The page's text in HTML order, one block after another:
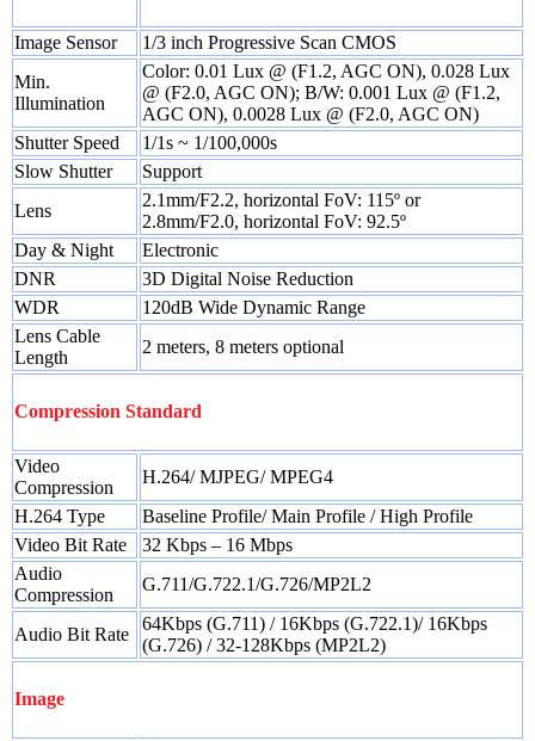
Image Sensor
1/3 inch Progressive Scan CMOS
Min.
Illumination
Color: 0.01 Lux @ (F1.2, AGC ON), 0.028 Lux
@ (F2.0, AGC ON); B/W: 0.001 Lux @ (F1.2,
AGC ON), 0.0028 Lux @ (F2.0, AGC ON)
Shutter Speed
1/1s ~ 1/100,000s
Slow Shutter
Support
Lens
2.1mm/F2.2, horizontal FoV: 115º or
2.8mm/F2.0, horizontal FoV: 92.5º
Day & Night
Electronic
DNR
3D Digital Noise Reduction
WDR
120dB Wide Dynamic Range
Lens Cable
Length
2 meters, 8 meters optional
Compression Standard
Video
Compression
H.264/ MJPEG/ MPEG4
H.264 Type
Baseline Profile/ Main Profile / High Profile
Video Bit Rate
32 Kbps – 16 Mbps
Audio
Compression
G.711/G.722.1/G.726/MP2L2
Audio Bit Rate
64Kbps (G.711) / 16Kbps (G.722.1)/ 16Kbps
(G.726) / 32-128Kbps (MP2L2)
Image